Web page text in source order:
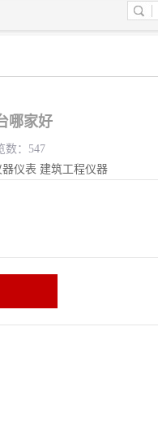
哪家好
数：547
仪表 建筑工程仪器